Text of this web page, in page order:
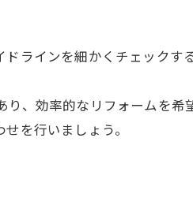
ラインを細かくチェックす
、効率的なリフォームを希
を行いましょう。